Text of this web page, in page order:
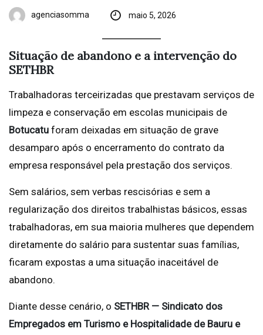
agenciasomma maio 5, 2026
Situação de abandono e a intervenção do
SETHBR
Trabalhadoras terceirizadas que prestavam serviços de
limpeza e conservação em escolas municipais de
Botucatu foram deixadas em situação de grave
desamparo após o encerramento do contrato da
empresa responsável pela prestação dos serviços.
Sem salários, sem verbas rescisórias e sem a
regularização dos direitos trabalhistas básicos, essas
trabalhadoras, em sua maioria mulheres que dependem
diretamente do salário para sustentar suas famílias,
ficaram expostas a uma situação inaceitável de
abandono.
Diante desse cenário, o SETHBR — Sindicato dos
Empregados em Turismo e Hospitalidade de Bauru e